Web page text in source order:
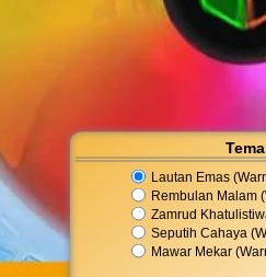
Tema
Lautan Emas
Rembulan Malam
Zamrud
Seputih Cahaya
Mawar Mekar